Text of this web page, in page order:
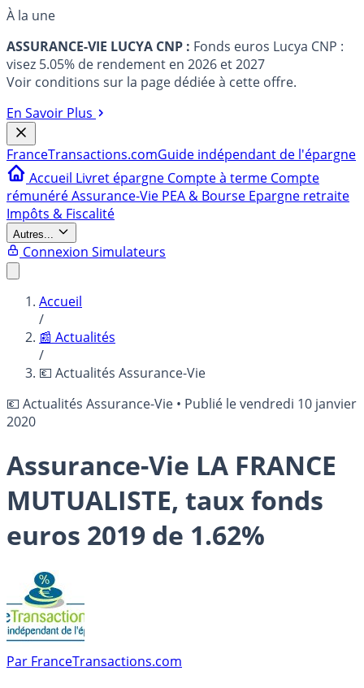
À la une
ASSURANCE-VIE LUCYA CNP : Fonds euros Lucya CNP :
visez 5.05% de rendement en 2026 et 2027
Voir conditions sur la page dédiée à cette offre.
En Savoir Plus
FranceTransactions.comGuide indépendant de l'épargne
Accueil Livret épargne Compte à terme Compte
rémunéréAssurance-Vie PEA & Bourse Epargne retraite
Impôts & Fiscalité
Autres...
Connexion Simulateurs
Accueil
/
📰 Actualités
/
💶 Actualités Assurance-Vie
💶 Actualités Assurance-Vie • Publié levendredi 10 janvier
2020
Assurance-Vie LA FRANCE
MUTUALISTE, taux fonds
euros 2019 de 1.62%
Par FranceTransactions.com